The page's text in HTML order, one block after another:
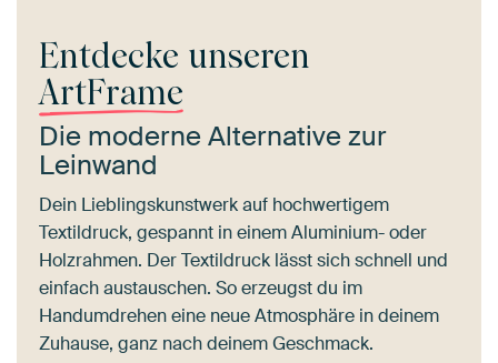
Entdecke unseren
ArtFrame
Die moderne Alternative zur
Leinwand
Dein Lieblingskunstwerk auf hochwertigem
Textildruck, gespannt in einem Aluminium- oder
Holzrahmen. Der Textildruck lässt sich schnell und
einfach austauschen. So erzeugst du im
Handumdrehen eine neue Atmosphäre in deinem
Zuhause, ganz nach deinem Geschmack.